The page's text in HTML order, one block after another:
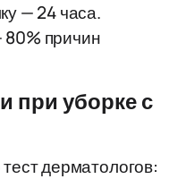
— 24 часа.
80% причин
при уборке с
дерматологов: